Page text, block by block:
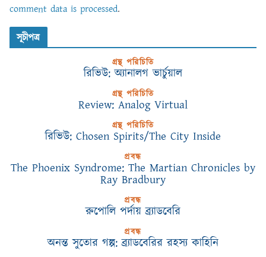
comment data is processed.
সূচীপত্র
গ্রন্থ পরিচিতি
রিভিউ: অ্যানালগ ভার্চুয়াল
গ্রন্থ পরিচিতি
Review: Analog Virtual
গ্রন্থ পরিচিতি
রিভিউ: Chosen Spirits/The City Inside
প্রবন্ধ
The Phoenix Syndrome: The Martian Chronicles by
Ray Bradbury
প্রবন্ধ
রুপোলি পর্দায় ব্র‍্যাডবেরি
প্রবন্ধ
অনন্ত সুতোর গল্প: ব্র্যাডবেরির রহস্য কাহিনি